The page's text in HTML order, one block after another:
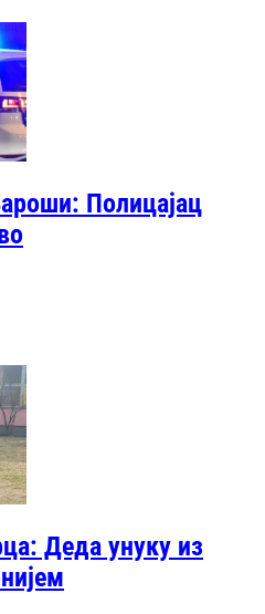
Полицајац
Деда унуку из